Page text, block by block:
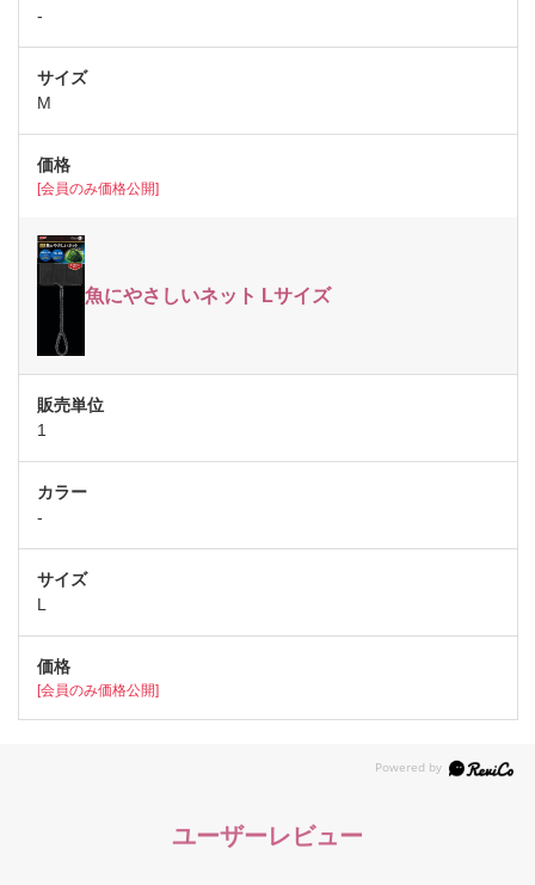
-
M
[会員のみ価格公開]
魚にやさしいネット Lサイズ
1
-
L
[会員のみ価格公開]
ユーザーレビュー